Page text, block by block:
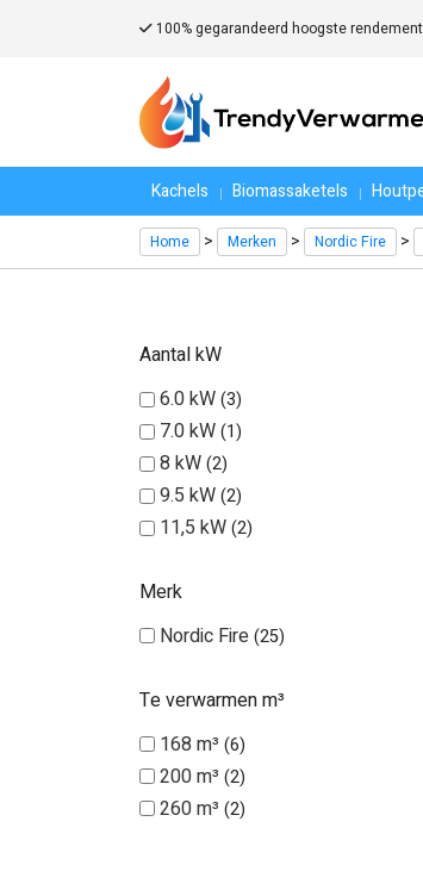
100% gegarandeerd hoogste rendement
Kachels Biomassaketels
Home > Merken > Nordic Fire >
Aantal kW
6.0 kW 3
7.0 kW 1
8 kW 2
9.5 kW 2
11,5 kW 2
Merk
Nordic Fire 25
Te verwarmen m³
168 m³ 6
200 m³ 2
260 m³ 2